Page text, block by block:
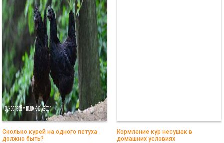
Сколько курей на одного петуха
должно быть?
Кормление кур несушек в
домашних условиях